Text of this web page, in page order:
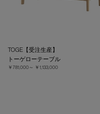
TOGE【受注生産】
トーゲローテーブル
￥781,000～ ￥1,133,000